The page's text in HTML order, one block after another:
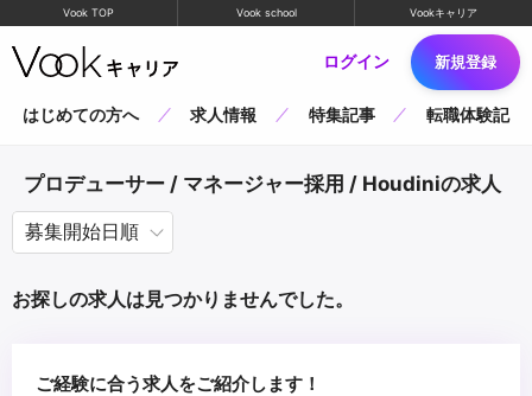
Vook TOP Vook school Vookキャリア
ログイン 新規登録
はじめての方へ 求人情報 特集記事 転職体験記
プロデューサー / マネージャー採用 / Houdiniの求人
お探しの求人は見つかりませんでした。
ご経験に合う求人をご紹介します！